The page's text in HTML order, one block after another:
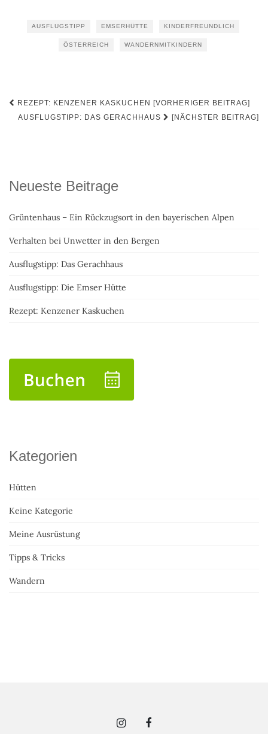
AUSFLUGSTIPP EMSERHÜTTE KINDERFREUNDLICH
ÖSTERREICH WANDERNMITKINDERN
Beitrags-
Navigation
REZEPT: KENZENER KASKUCHEN [VORHERIGER BEITRAG]
AUSFLUGSTIPP: DAS GERACHHAUS
[NÄCHSTER BEITRAG]
Neueste Beitrage
Grüntenhaus – Ein Rückzugsort in den bayerischen Alpen
Verhalten bei Unwetter in den Bergen
Ausflugstipp: Das Gerachhaus
Ausflugstipp: Die Emser Hütte
Rezept: Kenzener Kaskuchen
Kategorien
Hütten
Keine Kategorie
Meine Ausrüstung
Tipps & Tricks
Wandern